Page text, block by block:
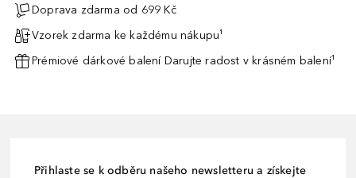
Doprava zdarma od 699 Kč
Vzorek zdarma ke každému nákupu¹
Prémiové dárkové balení Darujte radost v krásném balení¹
Přihlaste se k odběru našeho newsletteru a získejte